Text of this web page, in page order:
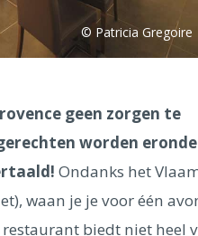
© Patricia Gregoire
geen zorgen te
worden
Ondanks het
waan je je voor één
biedt niet heel